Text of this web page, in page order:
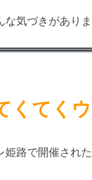
な気づきがありま
くてく
姫路で開催された